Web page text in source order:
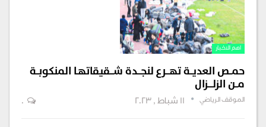
اهم الاخبار
حمــص العديــة تهـــرع لنجـــدة شـــقيقاتهـا المنكوبــة
مــن الزلــــزال
الموقف الرياضي 0